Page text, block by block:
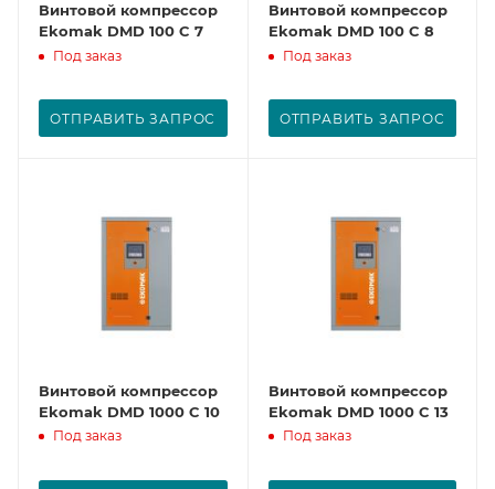
Винтовой компрессор
Ekomak DMD 100 C 7
Под заказ
ОТПРАВИТЬ ЗАПРОС
Винтовой компрессор
Ekomak DMD 100 C 8
Под заказ
ОТПРАВИТЬ ЗАПРОС
Винтовой компрессор
Ekomak DMD 1000 C 10
Под заказ
Винтовой компрессор
Ekomak DMD 1000 C 13
Под заказ